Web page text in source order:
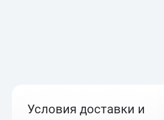
Условия доставки и